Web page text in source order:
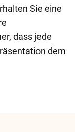
Sie eine
dass jede
dem